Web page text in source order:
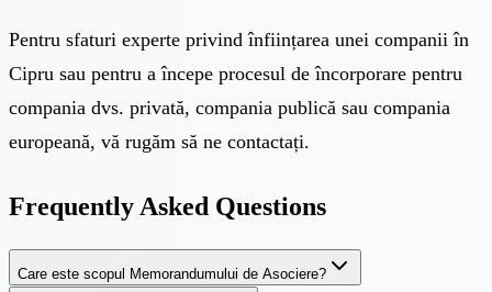
Pentru sfaturi experte privind înființarea unei companii în
Cipru sau pentru a începe procesul de încorporare pentru
compania dvs. privată, compania publică sau compania
europeană, vă rugăm să ne contactați.
Frequently Asked Questions
Care este scopul Memorandumului de Asociere?